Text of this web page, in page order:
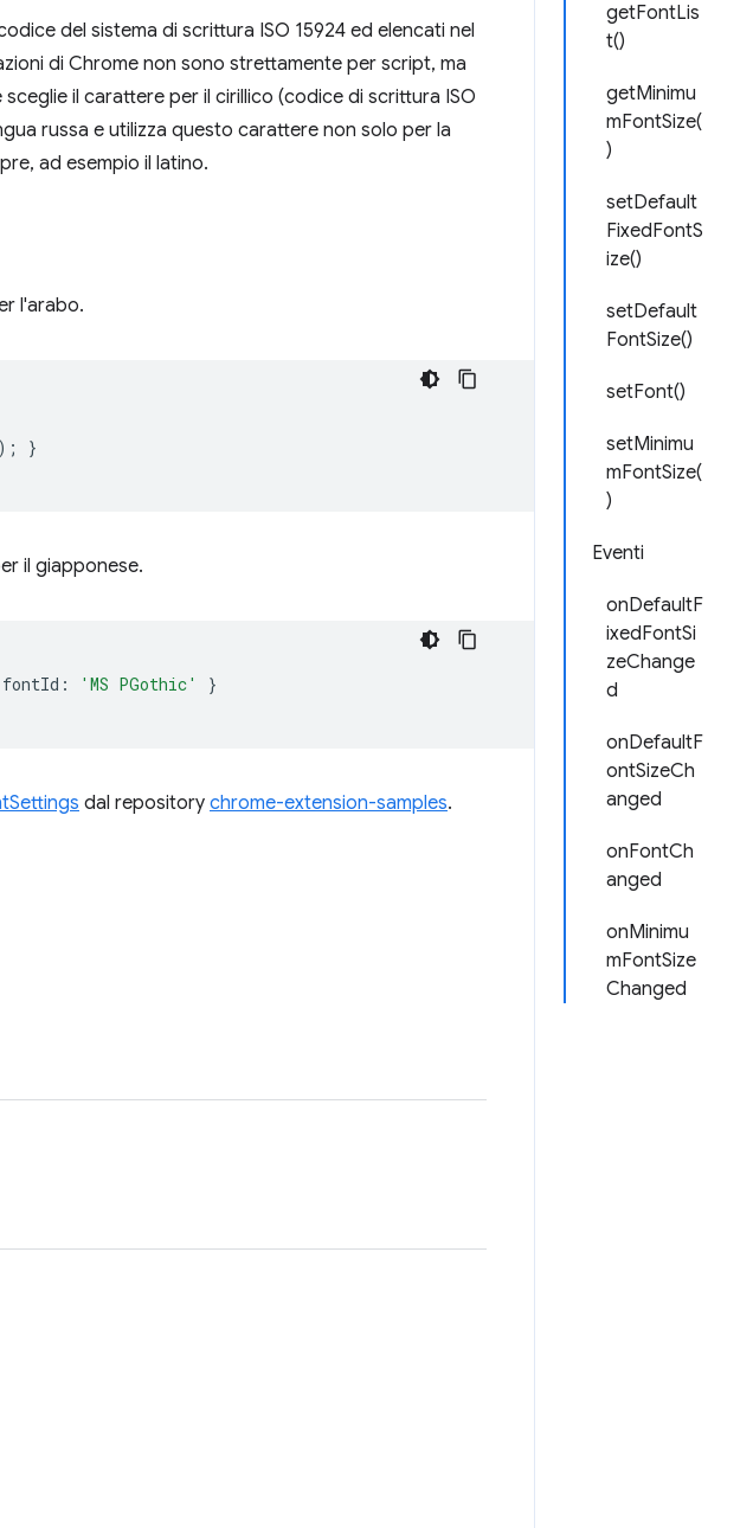
getFontLis
t()
getMinimu
mFontSize(
)
setDefault
FixedFontS
ize()
setDefault
FontSize()
setFont()
setMinimu
mFontSize(
)
Eventi
onDefaultF
ixedFontSi
zeChange
d
onDefaultF
ontSizeCh
anged
onFontCh
anged
onMinimu
mFontSize
Changed
del sistema di scrittura ISO 15924 ed elencati nel
di Chrome non sono strettamente per script, ma
il carattere per il cirillico (codice di scrittura ISO
russa e utilizza questo carattere non solo per la
ad esempio il latino.
l'arabo.
);
}
il giapponese.
fontId : 'MS PGothic'
}
dal repository chrome-extension-samples.